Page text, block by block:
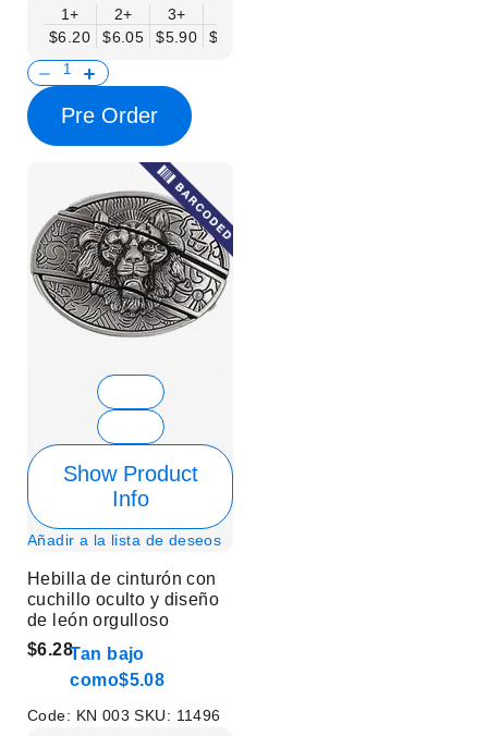
1+
$6.20
2+
$6.05
3+
$5.90
$5.75
Pre Order
Show Product
Info
Añadir a la lista de deseos
Hebilla de cinturón con
cuchillo oculto y diseño
de león orgulloso
$6.28Tan bajo
como$5.08
Code: KN 003SKU: 11496